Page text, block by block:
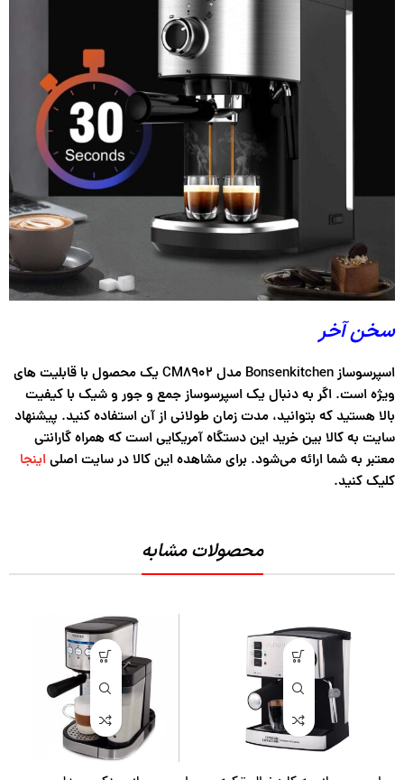
سخن آخر
اسپرسوساز Bonsenkitchen مدل CM8902 یک محصول با قابلیت های
ویژه است. اگر به دنبال یک اسپرسوساز جمع و جور و شیک با کیفیت
بالا هستید که بتوانید، مدت زمان طولانی از آن استفاده کنید. پیشنهاد
سایت به کالا بین خرید این دستگاه آمریکایی است که همراه گارانتی
معتبر به شما ارائه می‌شود. برای مشاهده این کالا در سایت اصلیاینجا
کلیک کنید.
محصولات مشابه